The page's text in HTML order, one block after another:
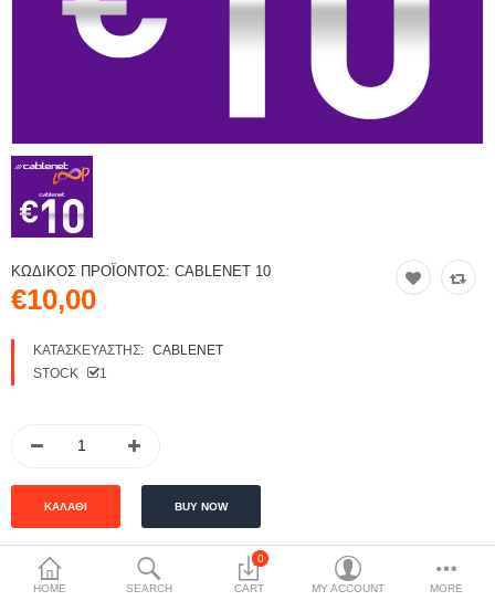
Languages
HOME SEARCH
0
CART MY ACCOUNT MORE
ΚΩΔΙΚΌΣ ΠΡΟΪΌΝΤΟΣ: CABLENET 10
€10,00
ΚΑΤΑΣΚΕΥΑΣΤΉΣ: CABLENET
STOCK
1
ΠΕΡΙΓΡΑΦΉ